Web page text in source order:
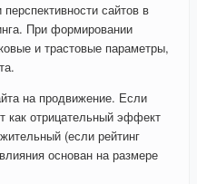
сайтов в
При формировании
и трастовые параметры,
на продвижение. Если
как отрицательный эффект
(если рейтинг
основан на размере